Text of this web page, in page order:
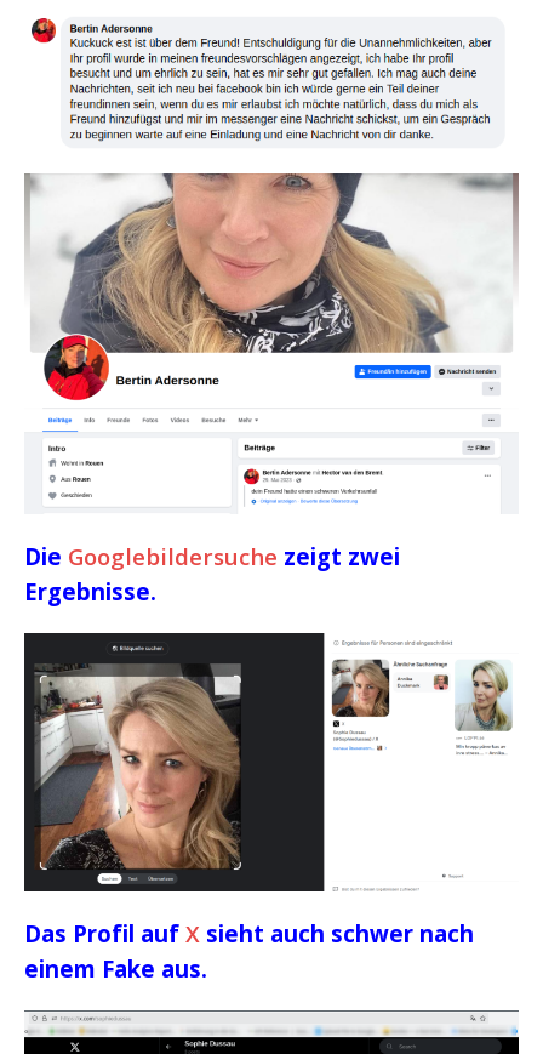
Die Googlebildersuche zeigt zwei
Ergebnisse.
Das Profil auf X sieht auch schwer nach
einem Fake aus.